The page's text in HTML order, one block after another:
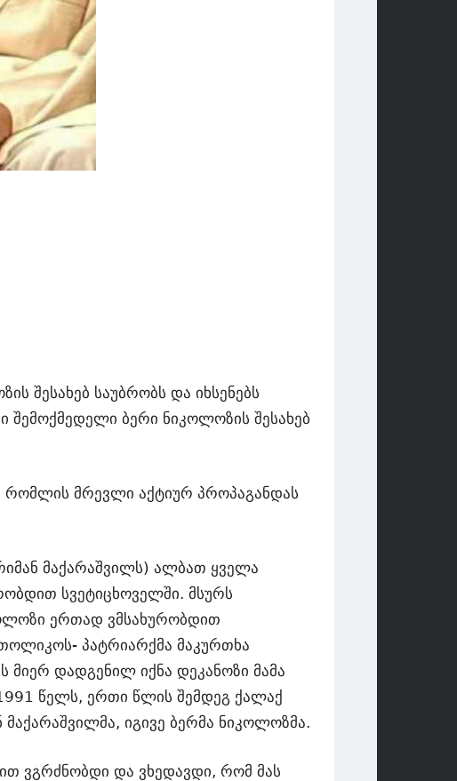
შესახებ საუბრობს და იხსენებს
შემოქმედელი ბერი ნიკოლოზის შესახებ
რომლის მრევლი აქტიურ პროპაგანდას
მაქარაშვილს) ალბათ ყველა
სვეტიცხოველში. მსურს
ერთად ვმსახურობდით
პატრიარქმა მაკურთხა
დადგენილ იქნა დეკანოზი მამა
წელს, ერთი წლის შემდეგ ქალაქ
იგივე ბერმა ნიკოლოზმა.
ვგრძნობდი და ვხედავდი, რომ მას